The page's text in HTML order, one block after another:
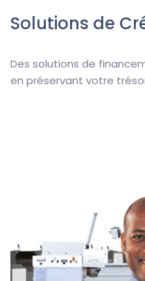
Solutions de
Des solutions de
en préservant votre